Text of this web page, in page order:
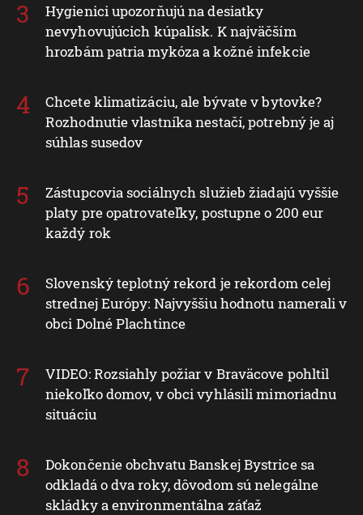
Hygienici upozorňujú na desiatky
nevyhovujúcich kúpalísk. K najväčším
hrozbám patria mykóza a kožné infekcie
Chcete klimatizáciu, ale bývate v bytovke?
Rozhodnutie vlastníka nestačí, potrebný je aj
súhlas susedov
Zástupcovia sociálnych služieb žiadajú vyššie
platy pre opatrovateľky, postupne o 200 eur
každý rok
Slovenský teplotný rekord je rekordom celej
strednej Európy: Najvyššiu hodnotu namerali v
obci Dolné Plachtince
VIDEO: Rozsiahly požiar v Braväcove pohltil
niekoľko domov, v obci vyhlásili mimoriadnu
situáciu
Dokončenie obchvatu Banskej Bystrice sa
odkladá o dva roky, dôvodom sú nelegálne
skládky a environmentálna záťaž